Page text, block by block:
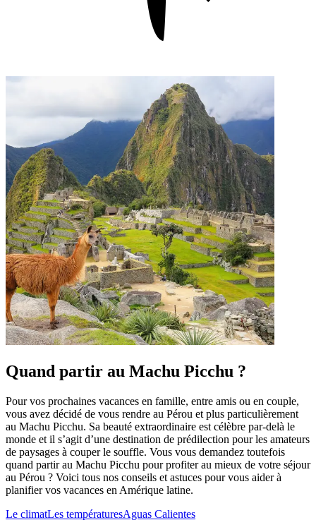
Quand partir au Machu Picchu ?
Pour vos prochaines vacances en famille, entre amis ou en couple,
vous avez décidé de vous rendre au Pérou et plus particulièrement
au Machu Picchu. Sa beauté extraordinaire est célèbre par-delà le
monde et il s’agit d’une destination de prédilection pour les amateurs
de paysages à couper le souffle. Vous vous demandez toutefois
quand partir au Machu Picchu pour profiter au mieux de votre séjour
au Pérou ? Voici tous nos conseils et astuces pour vous aider à
planifier vos vacances en Amérique latine.
Le climatLes températuresAguas Calientes